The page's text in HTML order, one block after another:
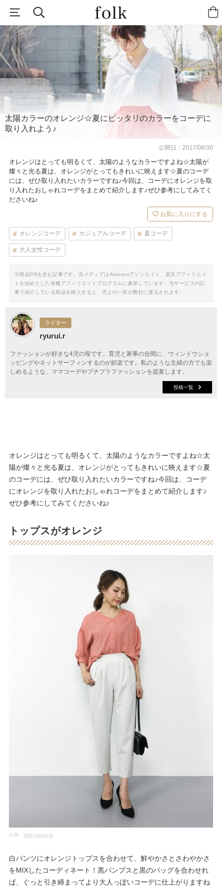
太陽カラーのオレンジ☆夏にピッタリのカラーをコーデに
取り入れよう♪
公開日：2017/06/30
オレンジはとっても明るくて、太陽のようなカラーですよね☆太陽が
燦々と光る夏は、オレンジがとってもきれいに映えます☆夏のコーデ
には、ぜひ取り入れたいカラーですね♪今回は、コーデにオレンジを取
り入れたおしゃれコーデをまとめて紹介します♪ぜひ参考にしてみてく
ださいね♪
お気に入りにする
オレンジコーデ カジュアルコーデ 夏コーデ
大人女性コーデ
※商品PRを含む記事です。当メディアはAmazonアソシエイト、楽天アフィリエイ
トを始めとした各種アフィリエイトプログラムに参加しています。当サービスの記
事で紹介している商品を購入すると、売上の一部が弊社に還元されます。
ライター
ryurui.r
ファッションが好きな4児の母です。育児と家事の合間に、ウィンドウショ
ッピングやネットサーフィンするのが娯楽です。私のような主婦の方でも楽
しめるような、ママコーデやプチプラファッションを提案します。
投稿一覧
オレンジはとっても明るくて、太陽のようなカラーですよね☆太
陽が燦々と光る夏は、オレンジがとってもきれいに映えます☆夏
のコーデには、ぜひ取り入れたいカラーですね♪今回は、コーデ
にオレンジを取り入れたおしゃれコーデをまとめて紹介します♪
ぜひ参考にしてみてくださいね♪
トップスがオレンジ
出典： http://wear.jp
白パンツにオレンジトップスを合わせて、鮮やかさとさわやかさ
をMIXしたコーディネート！黒パンプスと黒のバッグを合わせれ
ば、ぐっと引き締まってより大人っぽいコーデに仕上がりますね